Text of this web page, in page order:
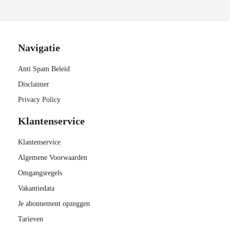
Navigatie
Anti Spam Beleid
Disclaimer
Privacy Policy
Klantenservice
Klantenservice
Algemene Voorwaarden
Omgangsregels
Vakantiedata
Je abonnement opzeggen
Tarieven